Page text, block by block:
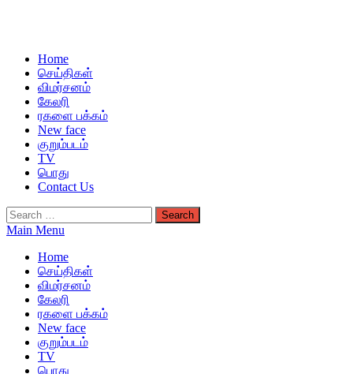
Home
செய்திகள்
விமர்சனம்
கேலரி
ரகளை பக்கம்
New face
குறும்படம்
TV
பொது
Contact Us
Search
for:
Main Menu
Home
செய்திகள்
விமர்சனம்
கேலரி
ரகளை பக்கம்
New face
குறும்படம்
TV
பொது